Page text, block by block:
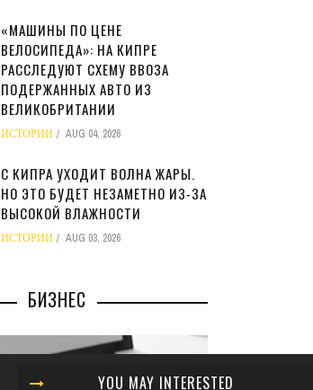
YOU MAY INTERESTED
«МАШИНЫ ПО ЦЕНЕ
ВЕЛОСИПЕДА»: НА КИПРЕ
РАССЛЕДУЮТ СХЕМУ ВВОЗА
ПОДЕРЖАННЫХ АВТО ИЗ
ВЕЛИКОБРИТАНИИ
ИСТОРИИ AUG 04, 2026
С КИПРА УХОДИТ ВОЛНА ЖАРЫ.
НО ЭТО БУДЕТ НЕЗАМЕТНО ИЗ-ЗА
ВЫСОКОЙ ВЛАЖНОСТИ
ИСТОРИИ AUG 03, 2026
БИЗНЕС